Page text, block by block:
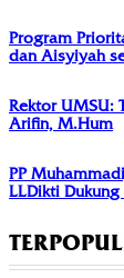
Program
dan Aisyiyah
Rektor UMSU:
Arifin, M.Hum
PP
LLDikti